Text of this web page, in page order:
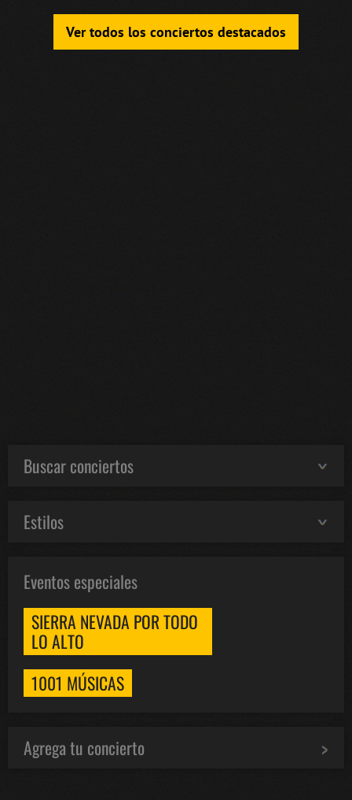
Ver todos los conciertos destacados
Buscar conciertos
Estilos
Eventos especiales
SIERRA NEVADA POR TODO
LO ALTO
1001 MÚSICAS
Agrega tu concierto